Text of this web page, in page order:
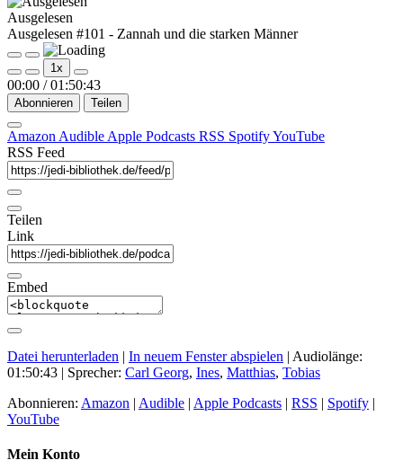
Ausgelesen
Ausgelesen #101 - Zannah und die starken Männer
Play
Episode
Pause
Episode
1x
00:00 / 01:50:43
Abonnieren Teilen
Amazon Audible Apple Podcasts RSS SpotifyYouTube
RSS Feed
Teilen
Link
Embed
Datei herunterladen | In neuem Fenster abspielen | Audiolänge:
01:50:43 | Sprecher: Carl Georg, Ines, Matthias, Tobias
Abonnieren: Amazon | Audible | Apple Podcasts | RSS | Spotify |
YouTube
Mein Konto